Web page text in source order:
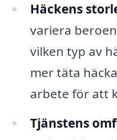
Häckens
variera
vilken typ av
mer täta
arbete för att
Tjänstens